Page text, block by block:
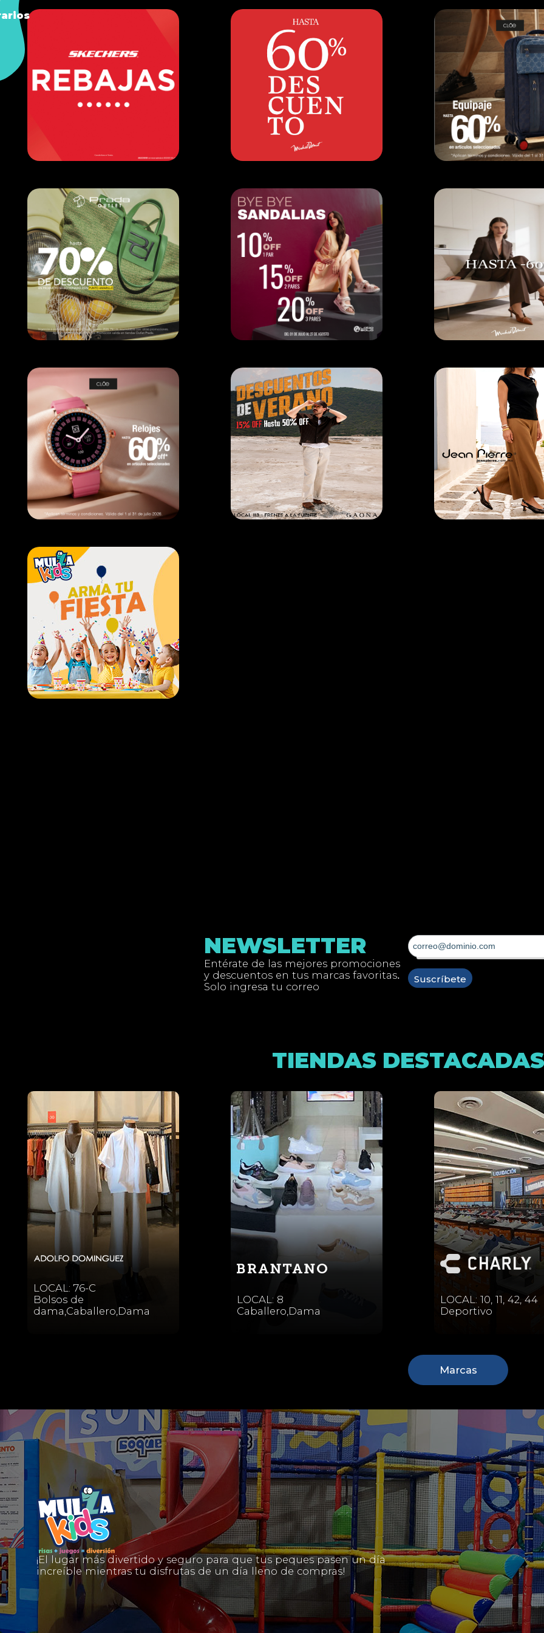
NEWSLETTER
Entérate de las mejores promociones
y descuentos en tus marcas favoritas.
Solo ingresa tu correo
TIENDAS DESTACADAS
LOCAL: 76-C
Bolsos de
dama,Caballero,Dama
LOCAL: 8
Caballero,Dama
LOCAL: 10, 11, 42, 44
Deportivo
LOCAL: 64
Descanso,Pie Diabético
Marcas
¡El lugar más divertido y seguro para que tus peques pasen un día
increíble mientras tu disfrutas de un día lleno de compras!